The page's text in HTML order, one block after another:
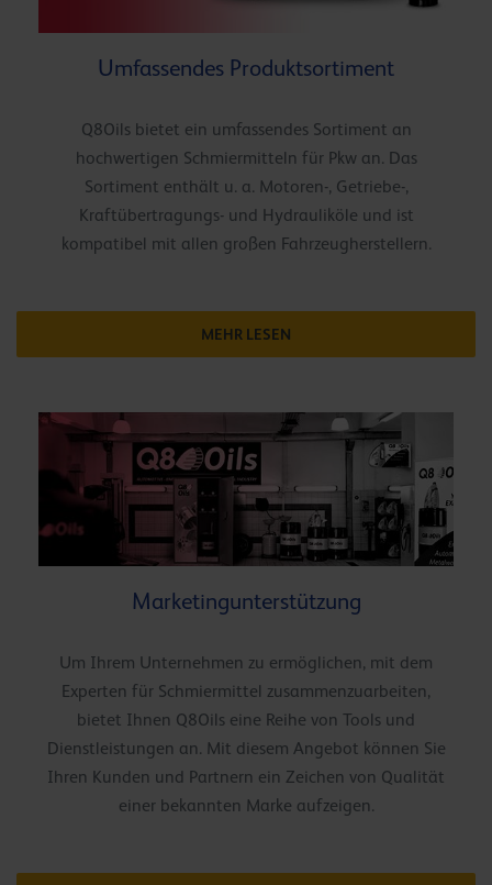
Umfassendes Produktsortiment
Q8Oils bietet ein umfassendes Sortiment an
hochwertigen Schmiermitteln für Pkw an. Das
Sortiment enthält u. a. Motoren-, Getriebe-,
Kraftübertragungs- und Hydrauliköle und ist
kompatibel mit allen großen Fahrzeugherstellern.
MEHR LESEN
Marketingunterstützung
Um Ihrem Unternehmen zu ermöglichen, mit dem
Experten für Schmiermittel zusammenzuarbeiten,
bietet Ihnen Q8Oils eine Reihe von Tools und
Dienstleistungen an. Mit diesem Angebot können Sie
Ihren Kunden und Partnern ein Zeichen von Qualität
einer bekannten Marke aufzeigen.